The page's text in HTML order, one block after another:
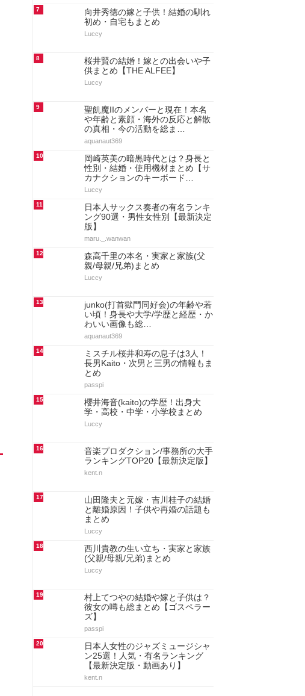
7
向井秀徳の嫁と子供！結婚の馴れ
初め・自宅もまとめ
Luccy
8
桜井賢の結婚！嫁との出会いや子
供まとめ【THE ALFEE】
Luccy
9
聖飢魔IIのメンバーと現在！本名
や年齢と素顔・海外の反応と解散
の真相・今の活動を総ま…
aquanaut369
10
岡崎英美の暗黒時代とは？身長と
性別・結婚・使用機材まとめ【サ
カナクションのキーボード…
Luccy
11
日本人サックス奏者の有名ランキ
ング90選・男性女性別【最新決定
版】
maru._.wanwan
12
森高千里の本名・実家と家族(父
親/母親/兄弟)まとめ
Luccy
13
junko(打首獄門同好会)の年齢や若
い頃！身長や大学/学歴と経歴・か
わいい画像も総…
aquanaut369
14
ミスチル桜井和寿の息子は3人！
長男Kaito・次男と三男の情報もま
とめ
passpi
15
櫻井海音(kaito)の学歴！出身大
学・高校・中学・小学校まとめ
Luccy
16
音楽プロダクション/事務所の大手
ランキングTOP20【最新決定版】
kent.n
17
山田隆夫と元嫁・吉川桂子の結婚
と離婚原因！子供や再婚の話題も
まとめ
Luccy
18
西川貴教の生い立ち・実家と家族
(父親/母親/兄弟)まとめ
Luccy
19
村上てつやの結婚や嫁と子供は？
彼女の噂も総まとめ【ゴスペラー
ズ】
passpi
20
日本人女性のジャズミュージシャ
ン25選！人気・有名ランキング
【最新決定版・動画あり】
kent.n